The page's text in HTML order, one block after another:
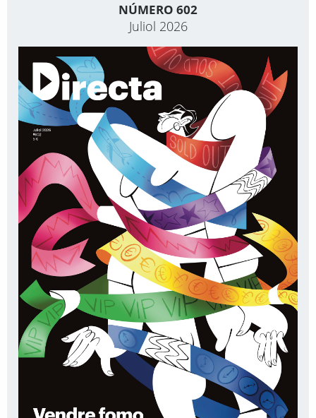
NÚMERO 602
Juliol 2026